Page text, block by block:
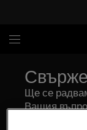
Ще се
Вашия